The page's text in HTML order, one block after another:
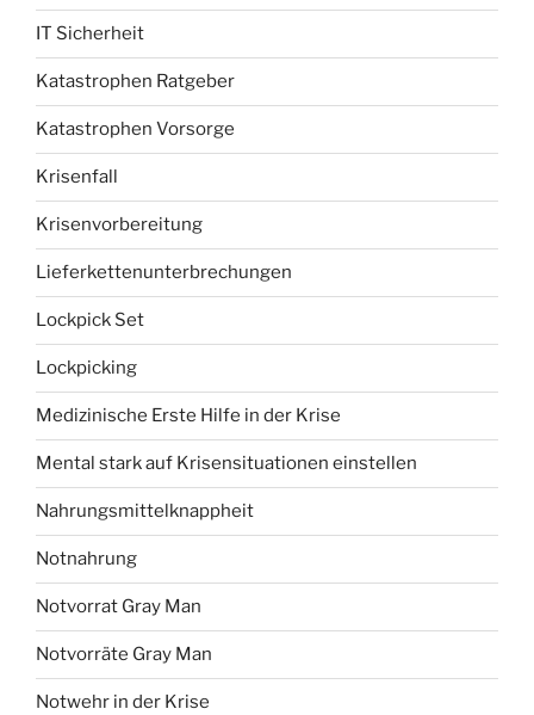
IT Sicherheit
Katastrophen Ratgeber
Katastrophen Vorsorge
Krisenfall
Krisenvorbereitung
Lieferkettenunterbrechungen
Lockpick Set
Lockpicking
Medizinische Erste Hilfe in der Krise
Mental stark auf Krisensituationen einstellen
Nahrungsmittelknappheit
Notnahrung
Notvorrat Gray Man
Notvorräte Gray Man
Notwehr in der Krise